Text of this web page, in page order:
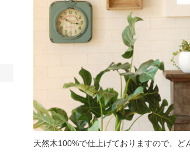
天然木100%で仕上げておりますので、ど